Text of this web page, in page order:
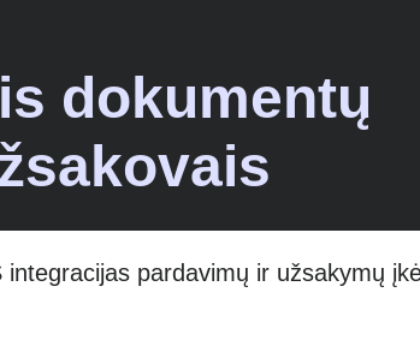
dokumentų
pardavimų ir užsakymų